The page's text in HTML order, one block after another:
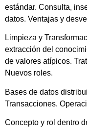
estándar. Consulta,
datos. Ventajas y
Limpieza y
extracción del
de valores atípicos.
Nuevos roles.
Bases de datos
Transacciones.
Concepto y rol dentro